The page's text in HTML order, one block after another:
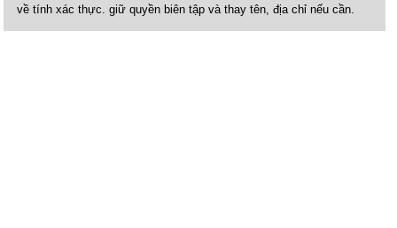
về tính xác thực. giữ quyền biên tập và thay tên, địa chỉ nếu cần.